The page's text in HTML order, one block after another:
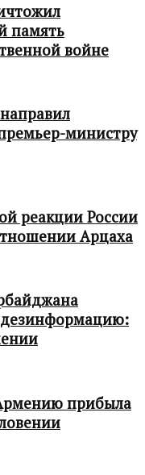
память
войне
министру
реакции России
Арцаха
дезинформацию:
прибыла